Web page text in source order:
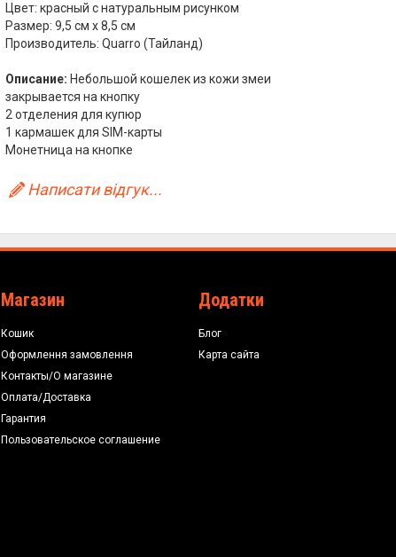
Цвет: красный с натуральным рисунком
Размер: 9,5 см х 8,5 см
Производитель: Quarro (Тайланд)
Описание: Небольшой кошелек из кожи змеи
закрывается на кнопку
2 отделения для купюр
1 кармашек для SIM-карты
Монетница на кнопке
Написати відгук...
Магазин
Кошик
Оформлення замовлення
Контакты/О магазине
Оплата/Доставка
Гарантия
Пользовательское соглашение
Додатки
Блог
Карта сайта